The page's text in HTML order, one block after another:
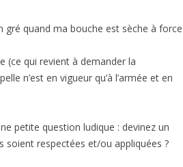
gré quand ma bouche est sèche à force
(ce qui revient à demander la
n’est en vigueur qu’à l’armée et en
petite question ludique : devinez un
soient respectées et/ou appliquées ?